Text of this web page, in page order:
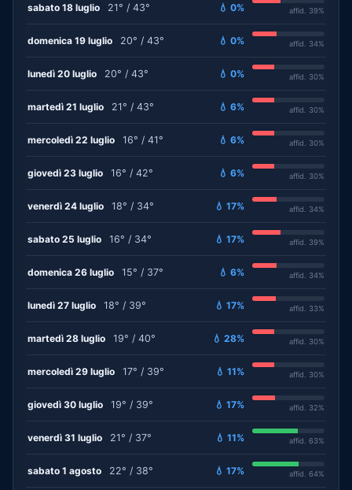
sabato 18 luglio 21° / 43° 💧 0% affid. 39%
domenica 19 luglio 20° / 43° 💧 0% affid. 34%
lunedì 20 luglio 20° / 43° 💧 0% affid. 30%
martedì 21 luglio 21° / 43° 💧 6% affid. 30%
mercoledì 22 luglio 16° / 41° 💧 6% affid. 30%
giovedì 23 luglio 16° / 42° 💧 6% affid. 30%
venerdì 24 luglio 18° / 34° 💧 17% affid. 34%
sabato 25 luglio 16° / 34° 💧 17% affid. 39%
domenica 26 luglio 15° / 37° 💧 6% affid. 34%
lunedì 27 luglio 18° / 39° 💧 17% affid. 33%
martedì 28 luglio 19° / 40° 💧 28% affid. 30%
mercoledì 29 luglio 17° / 39° 💧 11% affid. 30%
giovedì 30 luglio 19° / 39° 💧 17% affid. 32%
venerdì 31 luglio 21° / 37° 💧 11% affid. 63%
sabato 1 agosto 22° / 38° 💧 17% affid. 64%